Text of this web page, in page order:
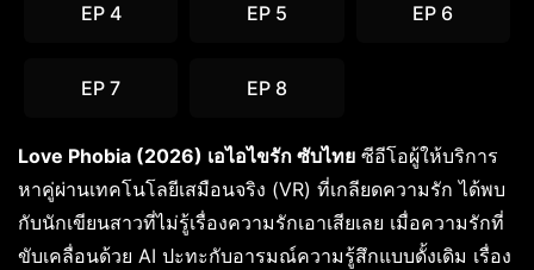
EP 4 EP 5 EP 6
EP 7 EP 8
Love Phobia (2026) เอไอไขรัก ซับไทย ซีอีโอผู้ให้บริการ
หาคู่ผ่านเทคโนโลยีเสมือนจริง (VR) ที่เกลียดความรัก ได้พบ
กับนักเขียนสาวที่ไม่รู้เรื่องความรักเอาเสียเลย เมื่อความรักที่
ขับเคลื่อนด้วย AI ปะทะกับอารมณ์ความรู้สึกแบบดั้งเดิม เรื่อง